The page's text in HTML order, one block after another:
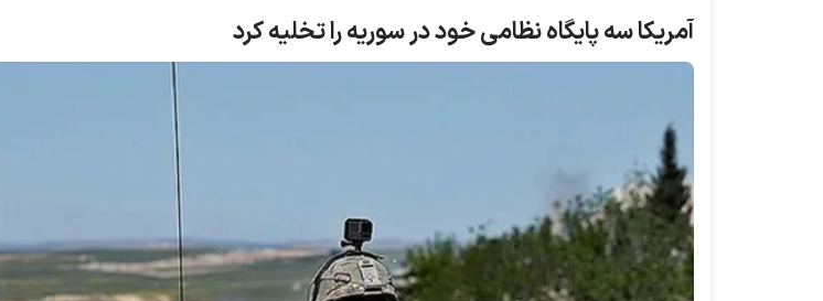
آمریکا سه پایگاه نظامی خود در سوریه را تخلیه کرد